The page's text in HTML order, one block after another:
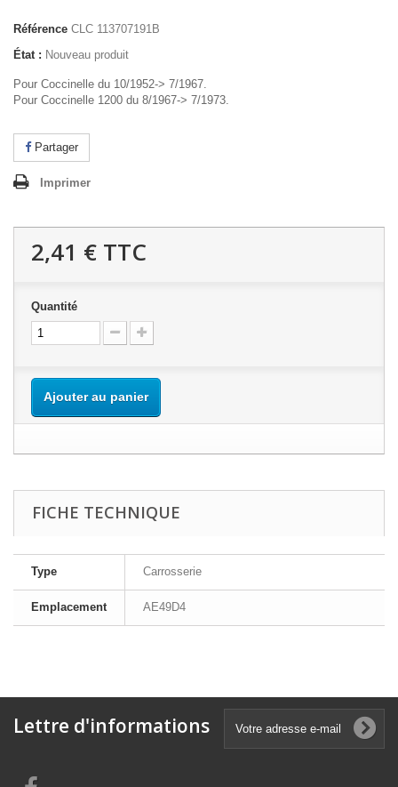
Référence CLC 113707191B
État : Nouveau produit
Pour Coccinelle du 10/1952-> 7/1967.
Pour Coccinelle 1200 du 8/1967-> 7/1973.
Partager
Imprimer
2,41 € TTC
Quantité
Ajouter au panier
FICHE TECHNIQUE
Type Carrosserie
Emplacement AE49D4
Lettre d'informations